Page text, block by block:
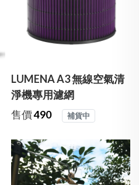
LUMENA A3 無線空氣清
淨機專用濾網
售價490 補貨中